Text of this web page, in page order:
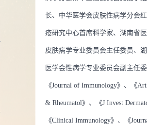
长、中华医学会皮肤性病学分会
疮研究中心首席科学家、湖南省
皮肤病学专业委员会主任委员、
医学会性病学专业委员会副主任委
《Journal of Immunology》、《
& Rheumatol》、《J Invest
《Clinical Immunology》、《